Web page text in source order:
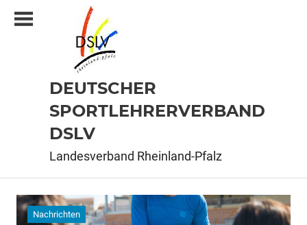
Inhalt
DEUTSCHER
SPORTLEHRERVERBAND
DSLV
Landesverband Rheinland-Pfalz
Nachrichten